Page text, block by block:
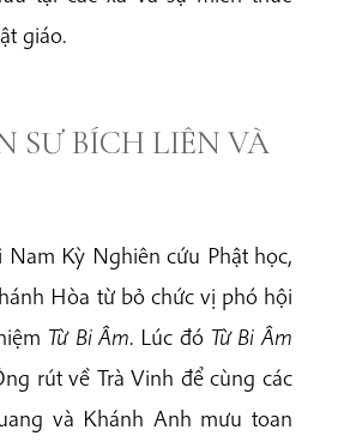
giáo.
SƯ BÍCH LIÊN VÀ
Kỳ Nghiên cứu Phật học,
Hòa từ bỏ chức vị phó hội
Từ Bi Âm. Lúc đó Từ Bi Âm
rút về Trà Vinh để cùng các
và Khánh Anh mưu toan